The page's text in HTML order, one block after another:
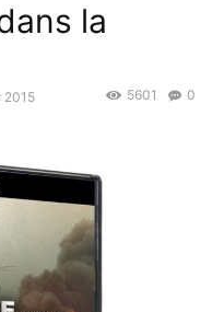
la
2015 0
5601